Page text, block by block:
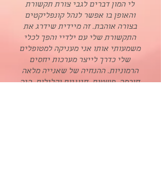
לי המון דברים לגבי צורת תקשורת
והאופן בו אפשר לנהל קונפליקטים
בצורה אוהבת. זה מיידית שידרג את
התקשורת שלי עם ילדיי והפך לכלי
משמעותי אותו אני מעניקה למטופלים
שלי כדרך לייצר מערכות יחסים
הרמוניות. ההנחיה של שאנייה מלאה
חוכמה, פשטות, חינניות וקלילות. היה